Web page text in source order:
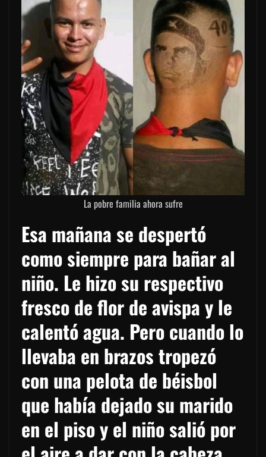
La pobre familia ahora sufre
Esa mañana se despertó
como siempre para bañar al
niño. Le hizo su respectivo
fresco de flor de avispa y le
calentó agua. Pero cuando lo
llevaba en brazos tropezó
con una pelota de béisbol
que había dejado su marido
en el piso y el niño salió por